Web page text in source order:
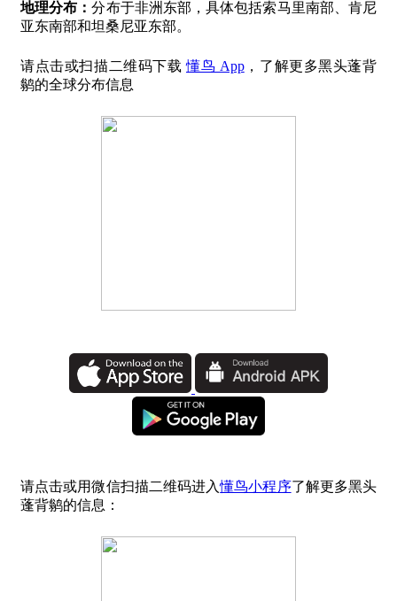
地理分布：分布于非洲东部，具体包括索马里南部、肯尼
亚东南部和坦桑尼亚东部。
请点击或扫描二维码下载懂鸟 App，了解更多黑头蓬背
鹟的全球分布信息
请点击或用微信扫描二维码进入懂鸟小程序了解更多黑头
蓬背鹟的信息：